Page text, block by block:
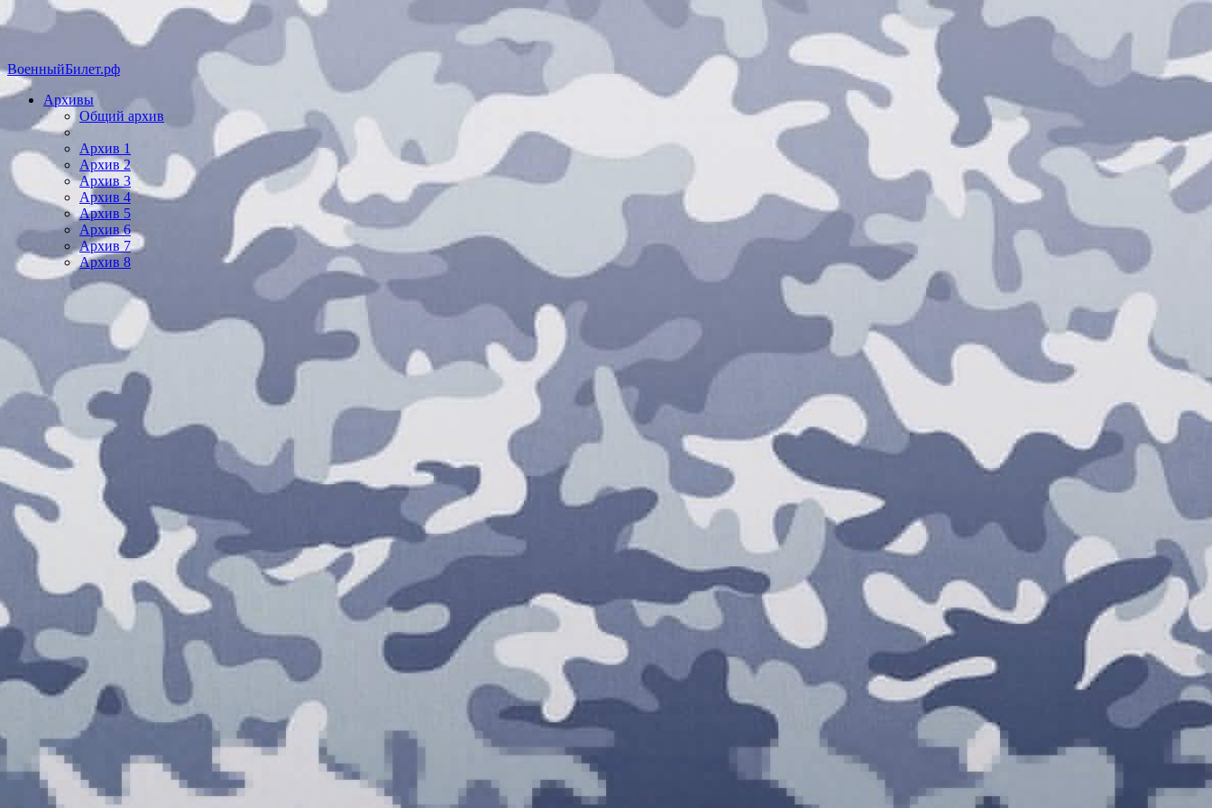
ВоенныйБилет.рф
Архивы
Общий архив
Архив 1
Архив 2
Архив 3
Архив 4
Архив 5
Архив 6
Архив 7
Архив 8